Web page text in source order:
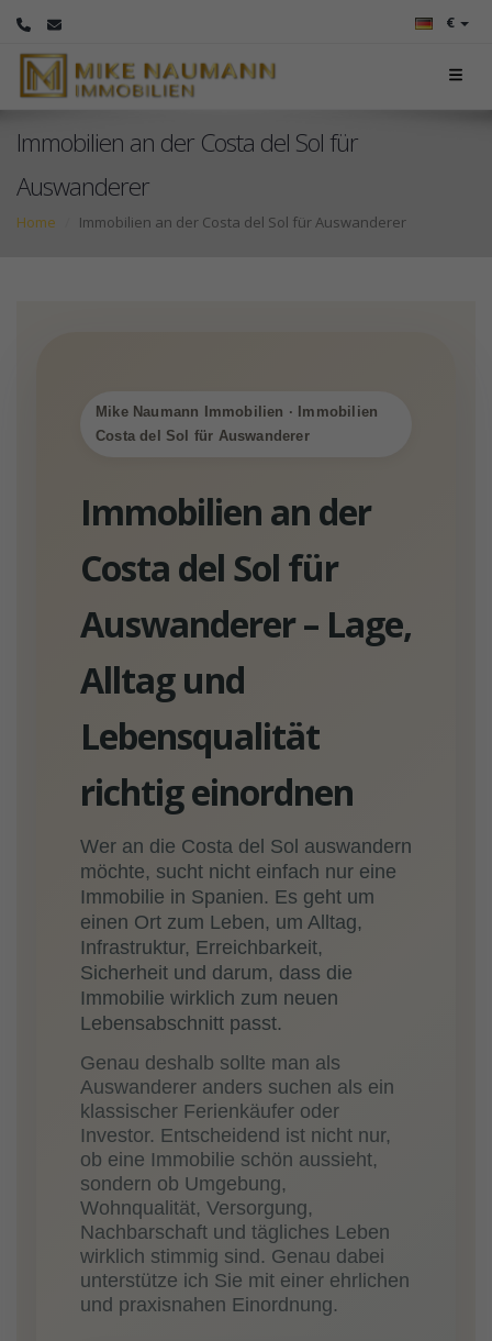
€
Immobilien an der Costa del Sol für
Auswanderer
Home Immobilien an der Costa del Sol für Auswanderer
Mike Naumann Immobilien · Immobilien
Costa del Sol für Auswanderer
Immobilien an der
Costa del Sol für
Auswanderer – Lage,
Alltag und
Lebensqualität
richtig einordnen
Wer an die Costa del Sol auswandern
möchte, sucht nicht einfach nur eine
Immobilie in Spanien. Es geht um
einen Ort zum Leben, um Alltag,
Infrastruktur, Erreichbarkeit,
Sicherheit und darum, dass die
Immobilie wirklich zum neuen
Lebensabschnitt passt.
Genau deshalb sollte man als
Auswanderer anders suchen als ein
klassischer Ferienkäufer oder
Investor. Entscheidend ist nicht nur,
ob eine Immobilie schön aussieht,
sondern ob Umgebung,
Wohnqualität, Versorgung,
Nachbarschaft und tägliches Leben
wirklich stimmig sind. Genau dabei
unterstütze ich Sie mit einer ehrlichen
und praxisnahen Einordnung.